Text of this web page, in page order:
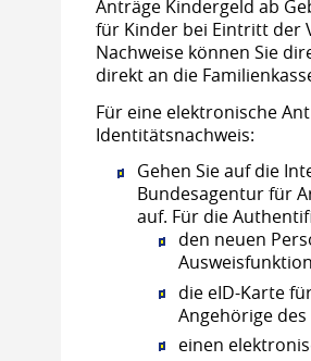
Anträge Kindergeld ab
für Kinder bei Eintritt der
Nachweise können Sie
direkt an die
Für eine elektronische
Identitätsnachweis:
Gehen Sie auf die
Bundesagentur für
auf. Für die
den neuen
die eID-Karte
Angehörige
einen